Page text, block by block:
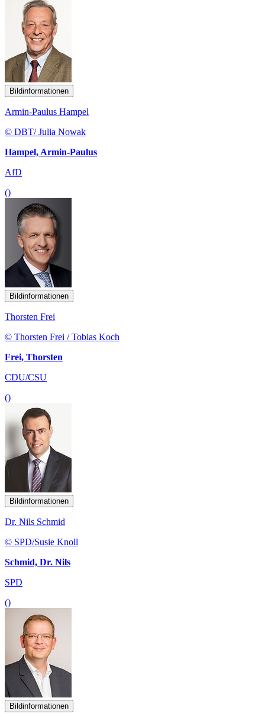
Bildinformationen
Armin-Paulus Hampel
© DBT/ Julia Nowak
Hampel, Armin-Paulus
AfD
()
Bildinformationen
Thorsten Frei
© Thorsten Frei / Tobias Koch
Frei, Thorsten
CDU/CSU
()
Bildinformationen
Dr. Nils Schmid
© SPD/Susie Knoll
Schmid, Dr. Nils
SPD
()
Bildinformationen